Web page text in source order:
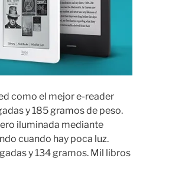
como el mejor e-reader
y 185 gramos de peso.
iluminada mediante
cuando hay poca luz.
y 134 gramos. Mil libros